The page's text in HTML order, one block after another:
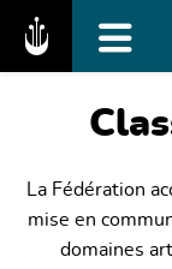
Fédération
La Fédération
mise en
domaines